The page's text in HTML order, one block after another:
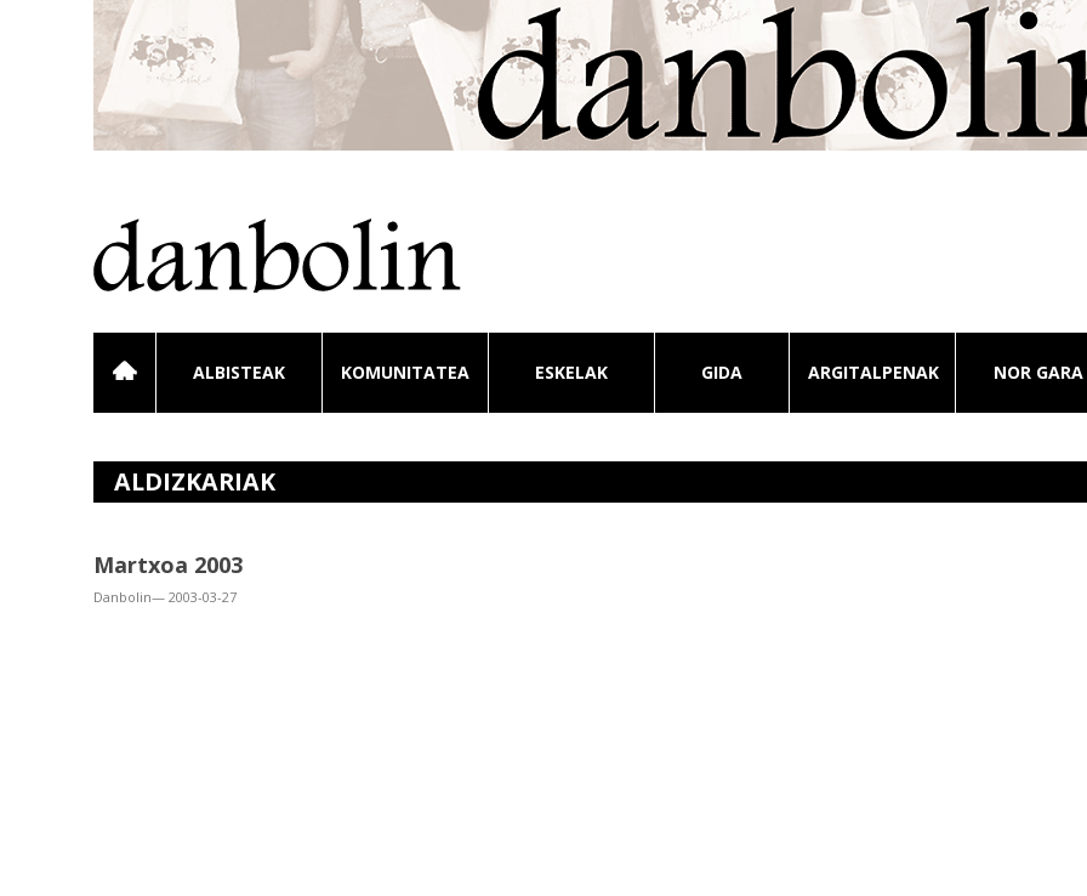
ALBISTEAK KOMUNITATEA ESKELAK GIDA ARGITALPENAK NOR GARA
ALDIZKARIAK
Martxoa 2003
Danbolin— 2003-03-27